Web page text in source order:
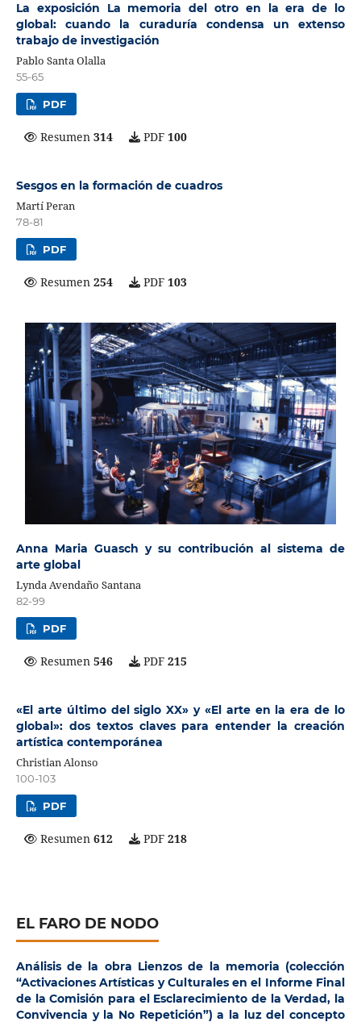
La exposición La memoria del otro en la era de lo
global: cuando la curaduría condensa un extenso
trabajo de investigación
Pablo Santa Olalla
55-65
PDF
Resumen 314 PDF 100
Sesgos en la formación de cuadros
Martí Peran
78-81
PDF
Resumen 254 PDF 103
Anna Maria Guasch y su contribución al sistema de
arte global
Lynda Avendaño Santana
82-99
PDF
Resumen 546 PDF 215
«El arte último del siglo XX» y «El arte en la era de lo
global»: dos textos claves para entender la creación
artística contemporánea
Christian Alonso
100-103
PDF
Resumen 612 PDF 218
EL FARO DE NODO
Análisis de la obra Lienzos de la memoria (colección
“Activaciones Artísticas y Culturales en el Informe Final
de la Comisión para el Esclarecimiento de la Verdad, la
Convivencia y la No Repetición”) a la luz del concepto